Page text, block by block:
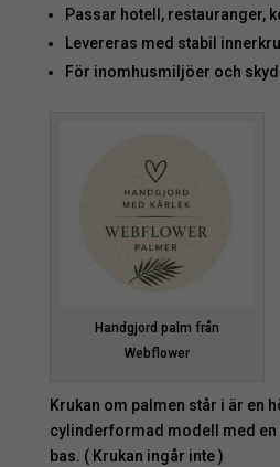
Passar hotell, restauranger,
Levereras med stabil
För inomhusmiljöer och
Handgjord palm från
Webflower
Krukan om palmen står i är en
cylinderformad modell med en
bas. ( Krukan ingår inte )